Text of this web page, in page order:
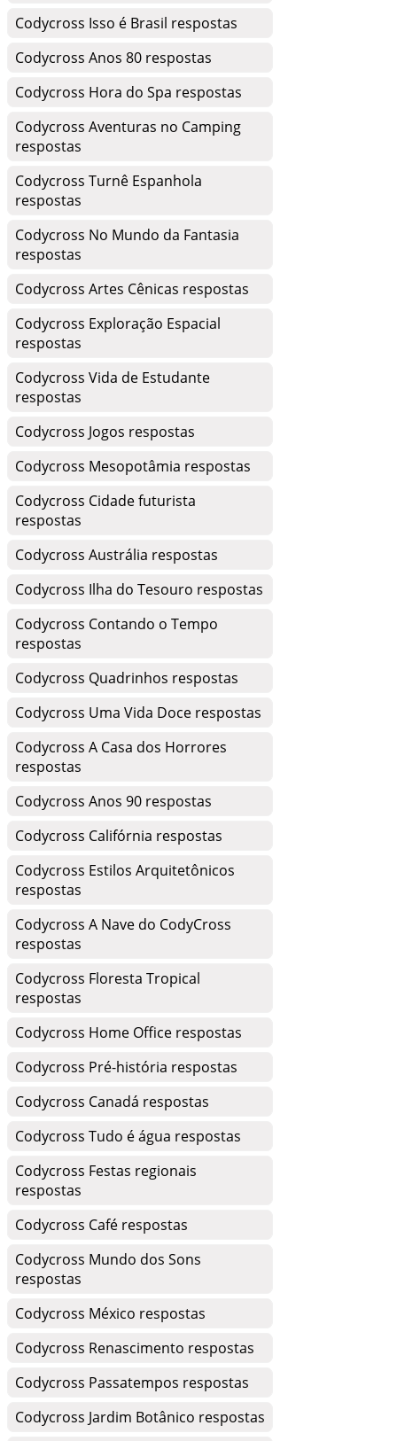
Codycross Isso é Brasil respostas
Codycross Anos 80 respostas
Codycross Hora do Spa respostas
Codycross Aventuras no Camping
respostas
Codycross Turnê Espanhola
respostas
Codycross No Mundo da Fantasia
respostas
Codycross Artes Cênicas respostas
Codycross Exploração Espacial
respostas
Codycross Vida de Estudante
respostas
Codycross Jogos respostas
Codycross Mesopotâmia respostas
Codycross Cidade futurista
respostas
Codycross Austrália respostas
Codycross Ilha do Tesouro respostas
Codycross Contando o Tempo
respostas
Codycross Quadrinhos respostas
Codycross Uma Vida Doce respostas
Codycross A Casa dos Horrores
respostas
Codycross Anos 90 respostas
Codycross Califórnia respostas
Codycross Estilos Arquitetônicos
respostas
Codycross A Nave do CodyCross
respostas
Codycross Floresta Tropical
respostas
Codycross Home Office respostas
Codycross Pré-história respostas
Codycross Canadá respostas
Codycross Tudo é água respostas
Codycross Festas regionais
respostas
Codycross Café respostas
Codycross Mundo dos Sons
respostas
Codycross México respostas
Codycross Renascimento respostas
Codycross Passatempos respostas
Codycross Jardim Botânico respostas